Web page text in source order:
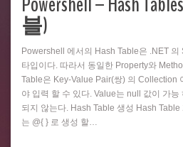
블)
Powershell 에서의 Hash Table은 .NET
타입이다. 따라서 동일한 Property와
Table은 Key-Value Pair(쌍) 의 Collection
야 입력 할 수 있다. Value는 null 값이 가
되지 않는다. Hash Table 생성 Hash
는 @{ } 로 생성 할…